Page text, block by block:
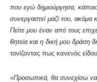
που εγώ δημιούργησα,
συνεργαστεί μαζί του, ακόμα
Πείτε μου έναν από τους
θητεία και η δική μου δράση
τονίζοντας πως κανενός
«Προσωπικά, θα συνεχίσω να